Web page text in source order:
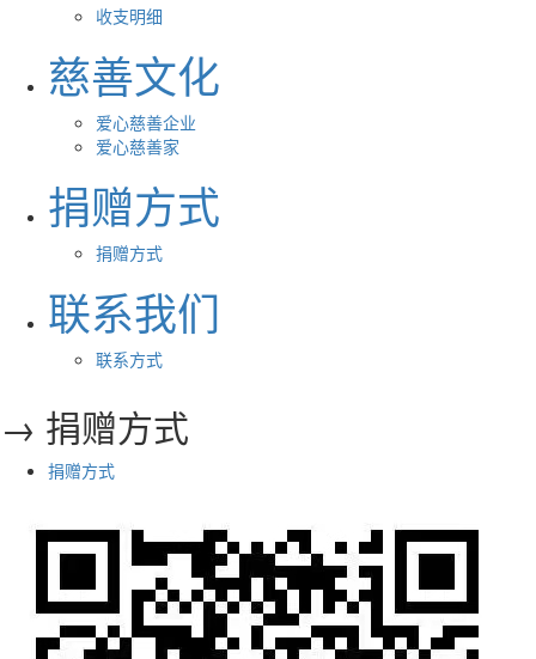
收支明细
慈善文化
爱心慈善企业
爱心慈善家
捐赠方式
捐赠方式
联系我们
联系方式
→ 捐赠方式
捐赠方式